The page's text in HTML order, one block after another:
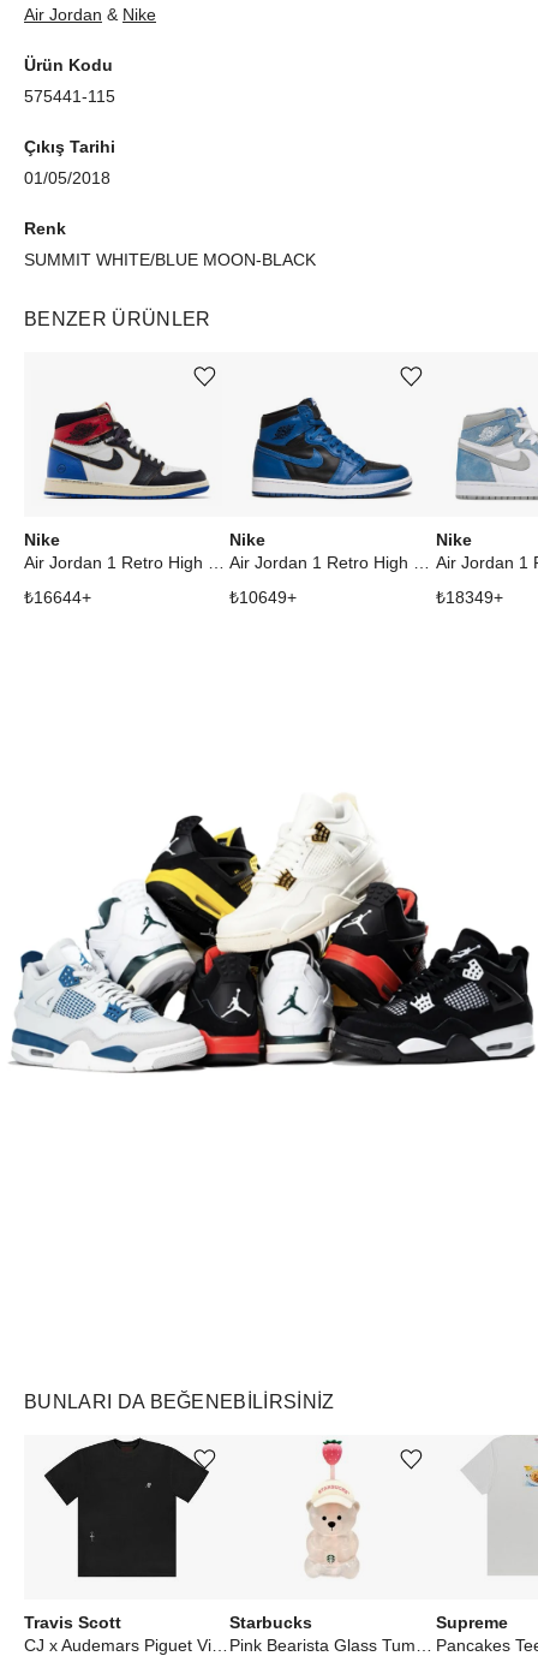
Air Jordan & Nike
Ürün Kodu
575441-115
Çıkış Tarihi
01/05/2018
Renk
SUMMIT WHITE/BLUE MOON-BLACK
BENZER ÜRÜNLER
Nike
₺16644+
Ürünü istek listesine ekle veya listeden çıkar
Nike
₺10649+
Ürünü istek listesine ekle veya listeden çıkar
Nike
₺18349+
BUNLARI DA BEĞENEBILIRSINIZ
Travis Scott
CJ x Audemars Piguet Vintage Tee Black
Ürünü istek listesine ekle veya listeden çıkar
Starbucks
Pink Bearista Glass Tumbler Cup
Ürünü istek listesine ekle veya listeden çıkar
Supreme
Pancakes